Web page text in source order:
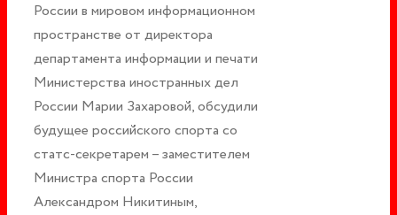
России в мировом информационном
пространстве от директора
департамента информации и печати
Министерства иностранных дел
России Марии Захаровой, обсудили
будущее российского спорта со
статс-секретарем – заместителем
Министра спорта России
Александром Никитиным,